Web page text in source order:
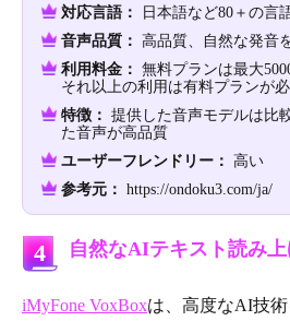
対応言語：
日本語など80＋の言
音声品質： 高品質、自然な発音
利用料金： 無料プランは最大
それ以上の利用は有料プランが
特徴： 提供した音声モデルは比
た音声が高品質
ユーザーフレンドリー： 高い
参考元： https://ondoku3.com/ja/
4 自然なAIテキスト読み
iMyFone VoxBoxは、高度なAI技